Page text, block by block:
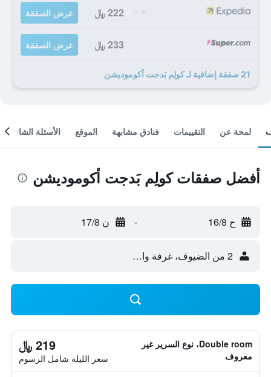
222 ﷼ عرض الصفقة
233 ﷼ عرض الصفقة
21 صفقة إضافية لـ كولِم بَدجت أكوموديشن
لمحة عن التقييمات فنادق مشابهة الموقع الأسئلة الشائعة
أفضل صفقات كولِم بَدجت أكوموديشن
ح 16/8 - ن 17/8
2 من الضيوف، غرفة واحدة
Double room، نوع السرير غير
معروف
219 ﷼
سعر الليلة شامل الرسوم